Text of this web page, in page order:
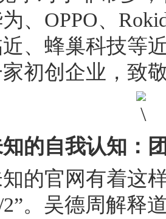
、OPPO、
、蜂巢科技等
初创企业，致
的自我认知：
官网有着这样
。吴德周解释